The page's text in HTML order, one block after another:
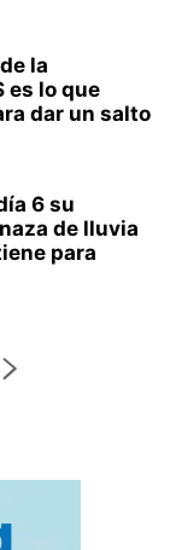
la
es lo que
dar un salto
6 su
de lluvia
para